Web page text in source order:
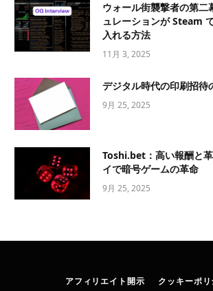
ウォール街襲撃者の第二
ュレーションが Steam
入れる方法
11月 3, 2025
デジタル時代の印刷招待
9月 25, 2025
Toshi.bet：高い報酬と
イで暗号ゲームの革命
9月 25, 2025
アフィリエイト開示
クッキーポリ